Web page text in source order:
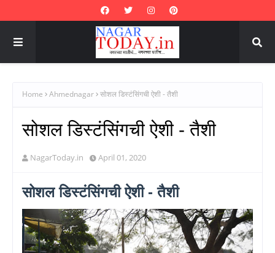
Home Ahmednagar सोशल डिस्टंसिंगची ऐशी - तैशी
सोशल डिस्टंसिंगची ऐशी - तैशी
NagarToday.in April 01, 2020
सोशल डिस्टंसिंगची ऐशी - तैशी